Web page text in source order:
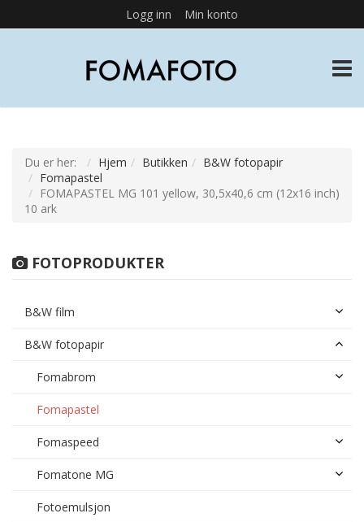
Logg inn Min konto
Du er her: Hjem Butikken
B&W fotopapir
Fomapastel
FOMAPASTEL MG 101 yellow, 30,5x40,6 cm (12x16 inch)
10 ark
FOTOPRODUKTER
B&W film
B&W fotopapir
Fomabrom
Fomapastel
Fomaspeed
Fomatone MG
Fotoemulsjon